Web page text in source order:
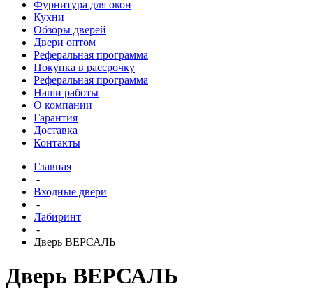
Фурнитура для окон
Кухни
Обзоры дверей
Двери оптом
Реферальная программа
Покупка в рассрочку
Реферальная программа
Наши работы
О компании
Гарантия
Доставка
Контакты
Главная
-
Входные двери
-
Лабиринт
-
Дверь ВЕРСАЛЬ
Дверь ВЕРСАЛЬ